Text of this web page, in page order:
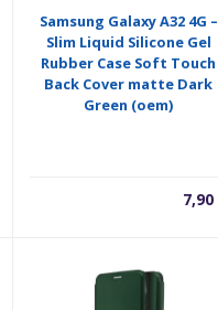
Samsung Galaxy A32 4G –
Slim Liquid Silicone Gel
Rubber Case Soft Touch
Back Cover matte Dark
Green (oem)
7,90